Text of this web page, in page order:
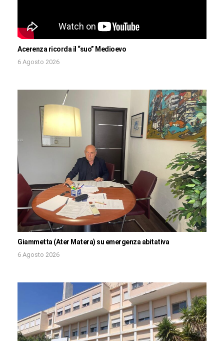
Acerenza ricorda il “suo” Medioevo
6 Agosto 2026
Giammetta (Ater Matera) su emergenza abitativa
6 Agosto 2026